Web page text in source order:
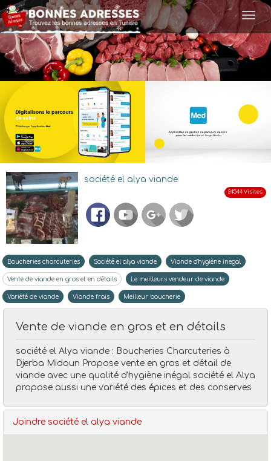
société el alya viande
Boucheries charcuteries Société el alya viande
Variété de viande Viande frais
Vente de viande en gros et en détails
société el Alya viande : Boucheries Charcuteries à
Djerba Midoun Propose vente en gros et détail de
viande avec une qualité d'hygiène inégal société el Alya
propose aussi une variété des épices et des conserves
Joindre société el alya viande